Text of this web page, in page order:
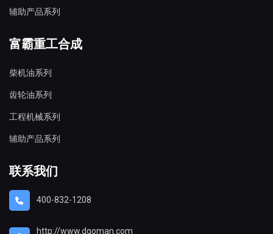
辅助产品系列
富霸重工合成
柴机油系列
齿轮油系列
工程机械系列
辅助产品系列
联系我们
400-832-1208
http://www.dgoman.com